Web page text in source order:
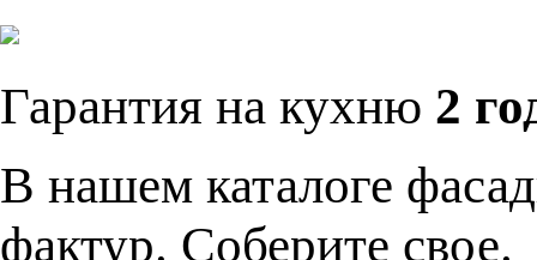
Гарантия на кухню 2
В нашем каталоге
фактур. Соберите свое.